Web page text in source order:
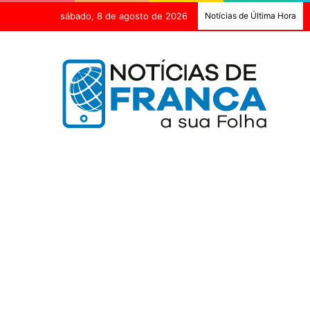
sábado, 8 de agosto de 2026 Notícias de Última Hora